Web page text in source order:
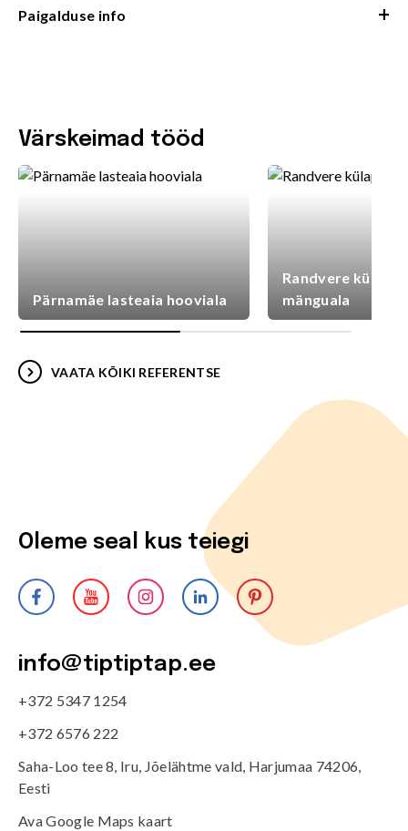
Paigalduse info +
Värskeimad tööd
Pärnamäe lasteaia hooviala
Randvere
mänguala
VAATA KÕIKI REFERENTSE
Oleme seal kus teiegi
info@tiptiptap.ee
+372 5347 1254
+372 6576 222
Saha-Loo tee 8, Iru, Jõelähtme vald, Harjumaa 74206,
Eesti
Ava Google Maps kaart